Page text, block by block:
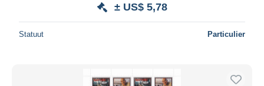
± US$ 5,78
Statuut Particulier